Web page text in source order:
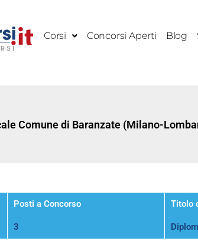
Corsi Concorsi Aperti Blog
Comune di Baranzate (Milano-
Posti a Concorso
3
Titolo